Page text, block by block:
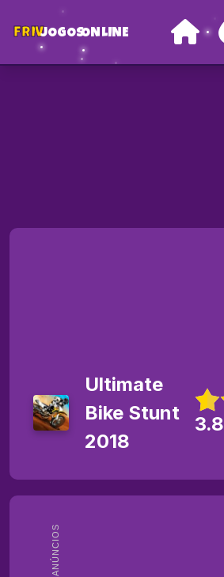
FRIVJOGOSONLINE
ANÚNCIOS
Ultimate
Bike Stunt
2018
3.8